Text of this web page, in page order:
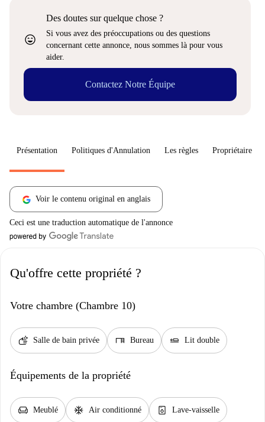
sentiment_very_satisfied
Des doutes sur quelque chose ?
Si vous avez des préoccupations ou des questions
concernant cette annonce, nous sommes là pour vous
aider.
Contactez Notre Équipe
Présentation Politiques d'Annulation Les règles Propriétaire
Voir le contenu original en anglais
Ceci est une traduction automatique de l'annonce
Qu'offre cette propriété ?
Votre chambre (Chambre 10)
soap Salle de bain privée desk Bureau airline_seat_flat Lit double
Équipements de la propriété
chair Meublé ac_unit Air conditionné dishwasher_gen Lave-vaisselle